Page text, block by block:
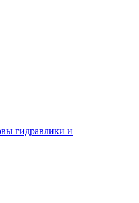
гидравлики и